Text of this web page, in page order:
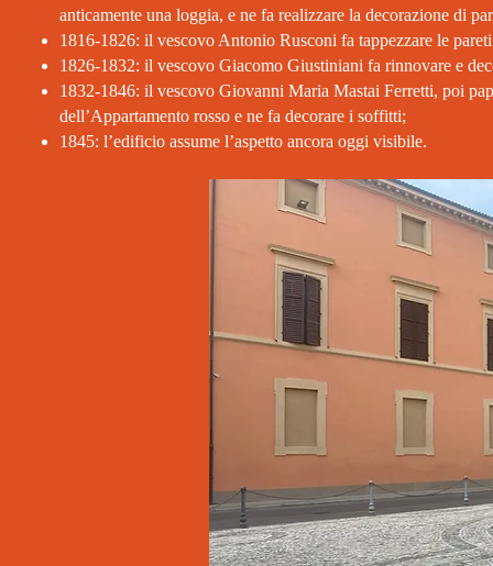
anticamente una loggia, e ne fa realizzare la decorazione di
1816-1826: il vescovo Antonio Rusconi fa tappezzare le
1826-1832: il vescovo Giacomo Giustiniani fa rinnovare e
1832-1846: il vescovo Giovanni Maria Mastai Ferretti, poi
dell’Appartamento rosso e ne fa decorare i soffitti;
1845: l’edificio assume l’aspetto ancora oggi visibile.